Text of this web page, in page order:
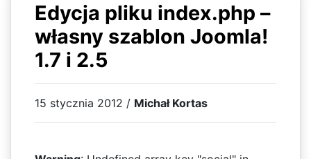
Edycja pliku index.php –
własny szablon Joomla!
1.7 i 2.5
15 stycznia 2012 / Michał Kortas